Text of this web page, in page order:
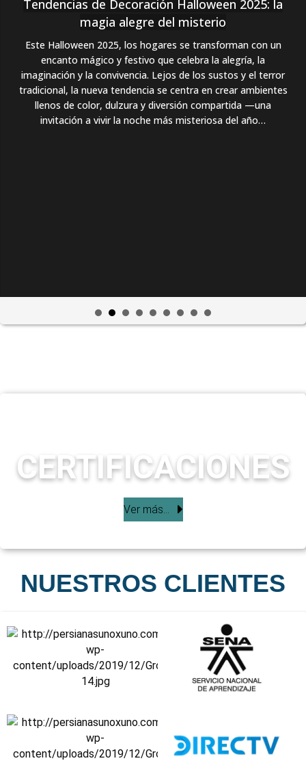
Tendencias de Decoración Halloween 2025: la
magia alegre del misterio
Este Halloween 2025, los hogares se transforman con un
encanto mágico y festivo que celebra la alegría, la
imaginación y la convivencia. Lejos de los sustos y el terror
tradicional, la nueva tendencia se centra en crear ambientes
llenos de color, dulzura y diversión compartida —una
invitación a vivir la noche más misteriosa del año…
CERTIFICACIONES
Ver más...
NUESTROS CLIENTES